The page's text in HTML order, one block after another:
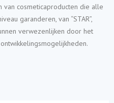
van cosmeticaproducten die alle
garanderen, van “STAR”,
verwezenlijken door het